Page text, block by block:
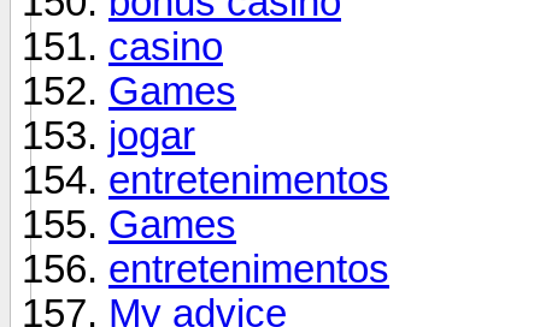
casino
Games
jogar
entretenimentos
Games
entretenimentos
My advice